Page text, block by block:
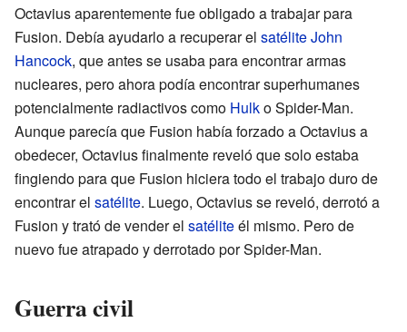
Octavius aparentemente fue obligado a trabajar para
Fusion. Debía ayudarlo a recuperar el satéliteJohn
Hancock, que antes se usaba para encontrar armas
nucleares, pero ahora podía encontrar superhumanes
potencialmente radiactivos como Hulko Spider-Man.
Aunque parecía que Fusion había forzado a Octavius a
obedecer, Octavius finalmente reveló que solo estaba
fingiendo para que Fusion hiciera todo el trabajo duro de
encontrar el satélite. Luego, Octavius se reveló, derrotó a
Fusion y trató de vender el satéliteél mismo. Pero de
nuevo fue atrapado y derrotado por Spider-Man.
Guerra civil